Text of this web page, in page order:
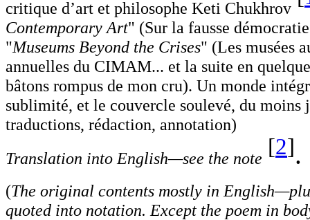
critique d’art et philosophe Keti Chukhrov
Contemporary Art" (Sur la fausse
"Museums Beyond the Crises" (Les musées
annuelles du CIMAM... et la suite en
bâtons rompus de mon cru). Un monde
sublimité, et le couvercle soulevé, du moins
traductions, rédaction, annotation)
Translation into English—see the note [2].
(The original contents mostly in
quoted into notation. Except the poem in